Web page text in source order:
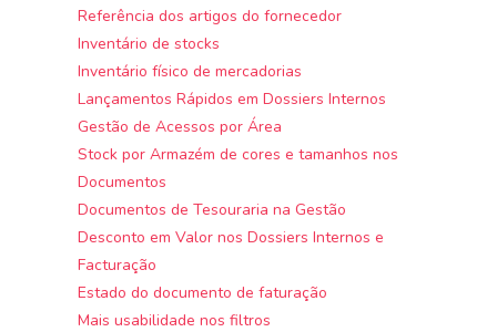
Referência dos artigos do fornecedor
Inventário de stocks
Inventário físico de mercadorias
Lançamentos Rápidos em Dossiers Internos
Gestão de Acessos por Área
Stock por Armazém de cores e tamanhos nos
Documentos
Documentos de Tesouraria na Gestão
Desconto em Valor nos Dossiers Internos e
Facturação
Estado do documento de faturação
Mais usabilidade nos filtros